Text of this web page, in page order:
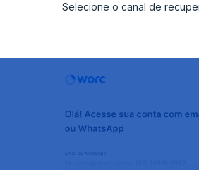
Selecione o canal de